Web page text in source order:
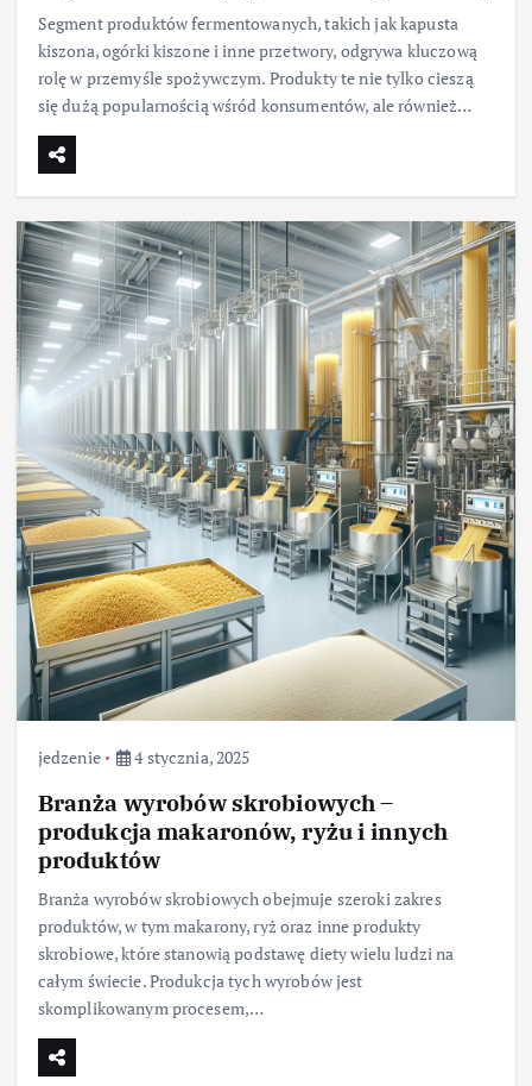
Segment produktów fermentowanych, takich jak kapusta
kiszona, ogórki kiszone i inne przetwory, odgrywa kluczową
rolę w przemyśle spożywczym. Produkty te nie tylko cieszą
się dużą popularnością wśród konsumentów, ale również…
jedzenie 4 stycznia, 2025
Branża wyrobów skrobiowych –
produkcja makaronów, ryżu i innych
produktów
Branża wyrobów skrobiowych obejmuje szeroki zakres
produktów, w tym makarony, ryż oraz inne produkty
skrobiowe, które stanowią podstawę diety wielu ludzi na
całym świecie. Produkcja tych wyrobów jest
skomplikowanym procesem,…